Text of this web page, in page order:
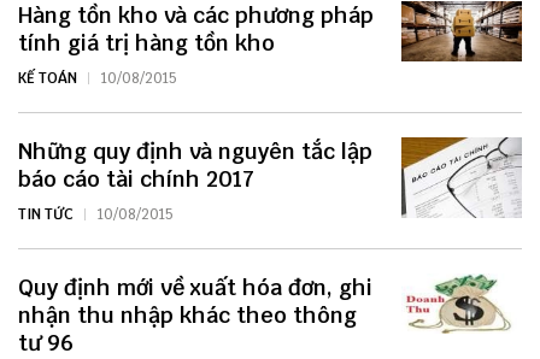
Hàng tồn kho và các phương pháp
tính giá trị hàng tồn kho
KẾ TOÁN 10/08/2015
Những quy định và nguyên tắc lập
báo cáo tài chính 2017
TIN TỨC 10/08/2015
Quy định mới về xuất hóa đơn, ghi
nhận thu nhập khác theo thông
tư 96